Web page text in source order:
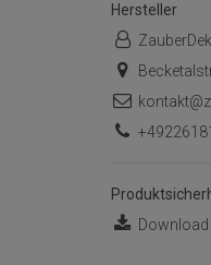
Hersteller
Download